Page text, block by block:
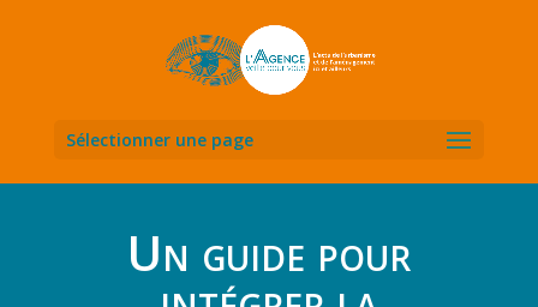
Sélectionner une page
Un guide pour